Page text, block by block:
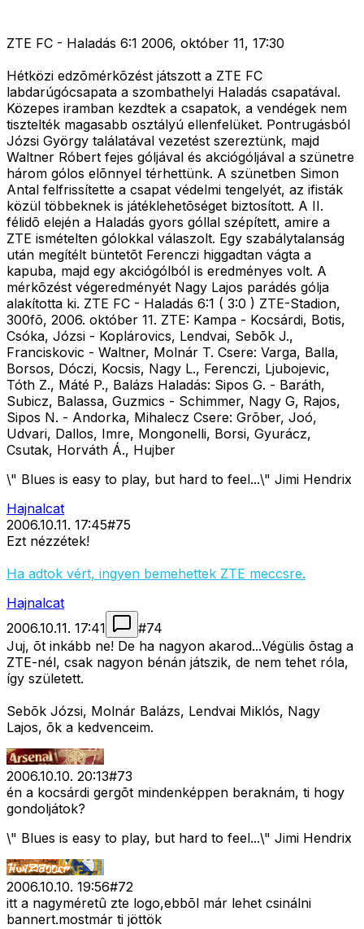
ZTE FC - Haladás 6:1 2006, október 11, 17:30
Hétközi edzõmérkõzést játszott a ZTE FC
labdarúgócsapata a szombathelyi Haladás csapatával.
Közepes iramban kezdtek a csapatok, a vendégek nem
tisztelték magasabb osztályú ellenfelüket. Pontrugásból
Józsi György találatával vezetést szereztünk, majd
Waltner Róbert fejes góljával és akciógóljával a szünetre
három gólos elõnnyel térhettünk. A szünetben Simon
Antal felfrissítette a csapat védelmi tengelyét, az ifisták
közül többeknek is játéklehetõséget biztosított. A II.
félidõ elején a Haladás gyors góllal szépített, amire a
ZTE ismételten gólokkal válaszolt. Egy szabálytalanság
után megítélt büntetõt Ferenczi higgadtan vágta a
kapuba, majd egy akciógólból is eredményes volt. A
mérkõzést végeredményét Nagy Lajos parádés gólja
alakította ki. ZTE FC - Haladás 6:1 ( 3:0 ) ZTE-Stadion,
300fõ, 2006. október 11. ZTE: Kampa - Kocsárdi, Botis,
Csóka, Józsi - Koplárovics, Lendvai, Sebõk J.,
Franciskovic - Waltner, Molnár T. Csere: Varga, Balla,
Borsos, Dóczi, Kocsis, Nagy L., Ferenczi, Ljubojevic,
Tóth Z., Máté P., Balázs Haladás: Sipos G. - Baráth,
Subicz, Balassa, Guzmics - Schimmer, Nagy G, Rajos,
Sipos N. - Andorka, Mihalecz Csere: Grõber, Joó,
Udvari, Dallos, Imre, Mongonelli, Borsi, Gyurácz,
Csutak, Horváth Á., Hujber
\" Blues is easy to play, but hard to feel...\" Jimi Hendrix
Hajnalcat
2006.10.11. 17:45#75
Ezt nézzétek!
Ha adtok vért, ingyen bemehettek ZTE meccsre.
Hajnalcat
2006.10.11. 17:41
#74
Juj, õt inkább ne! De ha nagyon akarod...Végülis õstag a
ZTE-nél, csak nagyon bénán játszik, de nem tehet róla,
így született.
Sebõk Józsi, Molnár Balázs, Lendvai Miklós, Nagy
Lajos, õk a kedvenceim.
2006.10.10. 20:13#73
én a kocsárdi gergõt mindenképpen beraknám, ti hogy
gondoljátok?
\" Blues is easy to play, but hard to feel...\" Jimi Hendrix
2006.10.10. 19:56#72
itt a nagyméretû zte logo,ebbõl már lehet csinálni
bannert.mostmár ti jöttök